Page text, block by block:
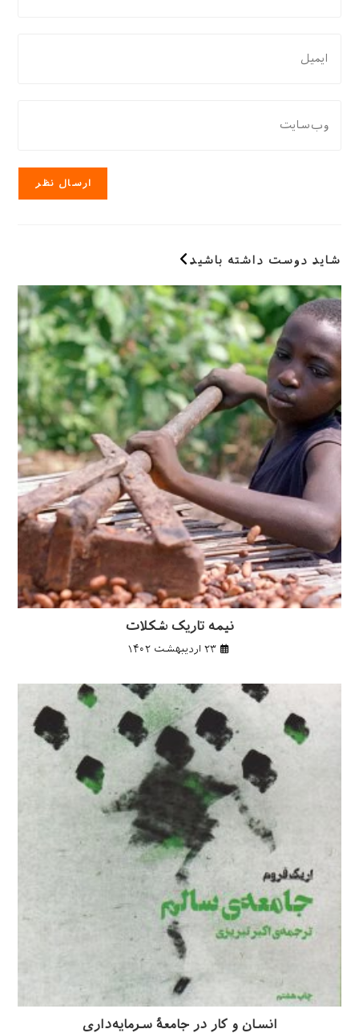
شاید دوست داشته باشید
نیمه تاریک شکلات
۲۳ اردیبهشت ۱۴۰۲
انسان و کار در جامعهٔ سرمایه‌داری